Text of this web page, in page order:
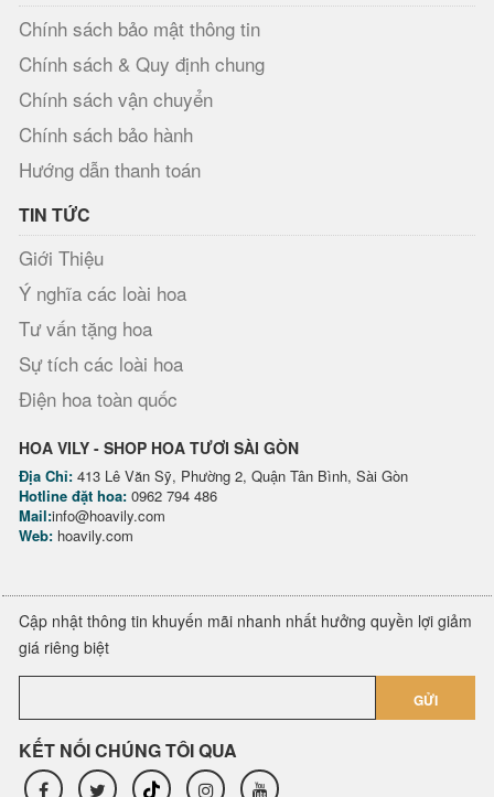
Chính sách bảo mật thông tin
Chính sách & Quy định chung
Chính sách vận chuyển
Chính sách bảo hành
Hướng dẫn thanh toán
TIN TỨC
Giới Thiệu
Ý nghĩa các loài hoa
Tư vấn tặng hoa
Sự tích các loài hoa
Điện hoa toàn quốc
HOA VILY - SHOP HOA TƯƠI SÀI GÒN
Địa Chỉ: 413 Lê Văn Sỹ, Phường 2, Quận Tân Bình, Sài Gòn
Hotline đặt hoa: 0962 794 486
Mail:info@hoavily.com
Web: hoavily.com
Cập nhật thông tin khuyến mãi nhanh nhất hưởng quyền lợi giảm
giá riêng biệt
GỬI
KẾT NỐI CHÚNG TÔI QUA